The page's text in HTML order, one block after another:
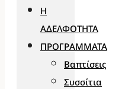
Η
ΑΔΕΛΦΌΤΗΤΑ
ΠΡΟΓΡΆΜΜΑΤΑ
Βαπτίσεις
Συσσίτια